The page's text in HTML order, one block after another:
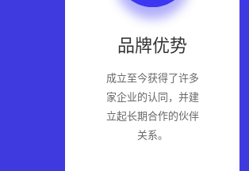
品牌优势
成立至今获得了许多
家企业的认同，并建
立起长期合作的伙伴
关系。